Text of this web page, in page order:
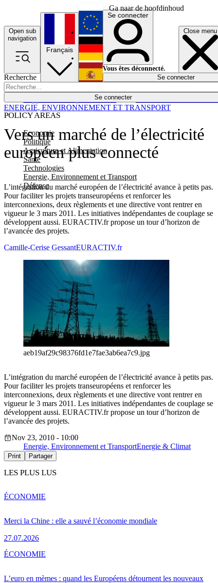
Ga naar de hoofdinhoud
Open sub
navigation
Close menu
Recherche
Se connecter
POLICY AREAS
Economie
Politique
Agriculture et Alimentation
Santé
Technologies
Energie, Environnement et Transport
Défense
Économie
Français
English
Deutsch
Español
Se connecter
Vous êtes déconnecté.
Se connecter
Vers un marché de l’électricité
européen plus connecté
L’intégration du marché européen de l’électricité avance à petits pas.
Pour faciliter les projets transeuropéens et renforcer les
interconnexions, deux règlements et une directive vont rentrer en
vigueur le 3 mars 2011. Les initiatives indépendantes de couplage se
développent aussi. EURACTIV.fr propose un tour d’horizon de
l’avancée des projets.
ENERGIE, ENVIRONNEMENT ET TRANSPORT
Camille-Cerise GessantEURACTIV.fr
aeb19af29c98376fd1e7fae3ab6ea7c9.jpg
L’intégration du marché européen de l’électricité avance à petits pas.
Pour faciliter les projets transeuropéens et renforcer les
interconnexions, deux règlements et une directive vont rentrer en
vigueur le 3 mars 2011. Les initiatives indépendantes de couplage se
développent aussi. EURACTIV.fr propose un tour d’horizon de
l’avancée des projets.
Nov 23, 2010 - 10:00
Energie, Environnement et TransportEnergie & Climat
Print Partager
LES PLUS LUS
Merci la Chine : elle a sauvé l’économie mondiale
27.07.2026
ÉCONOMIE
L’euro en mèmes : quand les Européens détournent les nouveaux
ÉCONOMIE